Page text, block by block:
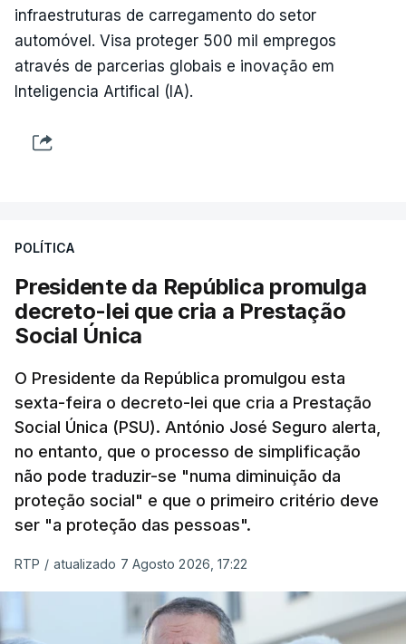
infraestruturas de carregamento do setor
automóvel. Visa proteger 500 mil empregos
através de parcerias globais e inovação em
Inteligencia Artifical (IA).
POLÍTICA
Presidente da República promulga
decreto-lei que cria a Prestação
Social Única
O Presidente da República promulgou esta
sexta-feira o decreto-lei que cria a Prestação
Social Única (PSU). António José Seguro alerta,
no entanto, que o processo de simplificação
não pode traduzir-se "numa diminuição da
proteção social" e que o primeiro critério deve
ser "a proteção das pessoas".
RTP / atualizado 7 Agosto 2026, 17:22